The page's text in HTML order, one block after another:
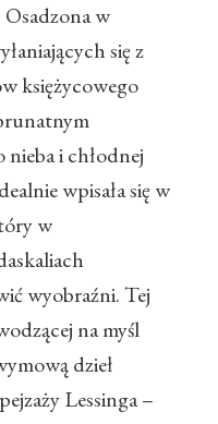
w
się z
księżycowego
i chłodnej
wpisała się w
w
wyobraźni. Tej
na myśl
dzieł
Lessinga –